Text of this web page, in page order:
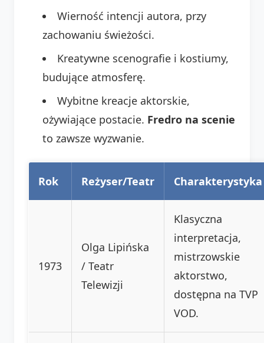
Wierność intencji autora, przy
zachowaniu świeżości.
Kreatywne scenografie i kostiumy,
budujące atmosferę.
Wybitne kreacje aktorskie,
ożywiające postacie. Fredro na scenie
to zawsze wyzwanie.
Rok Reżyser/Teatr Charakterystyka
1973
Olga Lipińska
/ Teatr
Telewizji
Klasyczna
interpretacja,
mistrzowskie
aktorstwo,
dostępna na TVP
VOD.